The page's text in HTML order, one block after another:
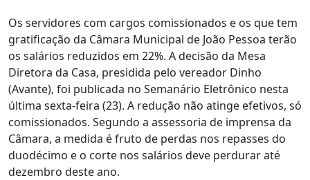
Os servidores com cargos comissionados e os que tem
gratificação da Câmara Municipal de João Pessoa terão
os salários reduzidos em 22%. A decisão da Mesa
Diretora da Casa, presidida pelo vereador Dinho
(Avante), foi publicada no Semanário Eletrônico nesta
última sexta-feira (23). A redução não atinge efetivos, só
comissionados. Segundo a assessoria de imprensa da
Câmara, a medida é fruto de perdas nos repasses do
duodécimo e o corte nos salários deve perdurar até
dezembro deste ano.